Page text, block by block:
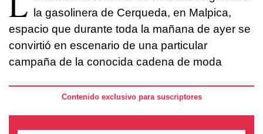
la gasolinera de Cerqueda, en Malpica,
espacio que durante toda la mañana de ayer se
convirtió en escenario de una particular
campaña de la conocida cadena de moda
Contenido exclusivo para suscriptores